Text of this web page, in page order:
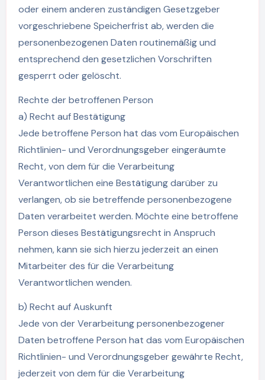
oder einem anderen zuständigen Gesetzgeber
vorgeschriebene Speicherfrist ab, werden die
personenbezogenen Daten routinemäßig und
entsprechend den gesetzlichen Vorschriften
gesperrt oder gelöscht.
Rechte der betroffenen Person
a) Recht auf Bestätigung
Jede betroffene Person hat das vom Europäischen
Richtlinien- und Verordnungsgeber eingeräumte
Recht, von dem für die Verarbeitung
Verantwortlichen eine Bestätigung darüber zu
verlangen, ob sie betreffende personenbezogene
Daten verarbeitet werden. Möchte eine betroffene
Person dieses Bestätigungsrecht in Anspruch
nehmen, kann sie sich hierzu jederzeit an einen
Mitarbeiter des für die Verarbeitung
Verantwortlichen wenden.
b) Recht auf Auskunft
Jede von der Verarbeitung personenbezogener
Daten betroffene Person hat das vom Europäischen
Richtlinien- und Verordnungsgeber gewährte Recht,
jederzeit von dem für die Verarbeitung